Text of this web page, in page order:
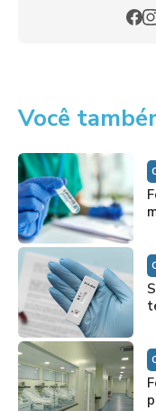
Você